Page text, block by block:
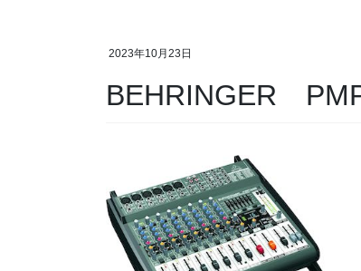
2023年10月23日
BEHRINGER